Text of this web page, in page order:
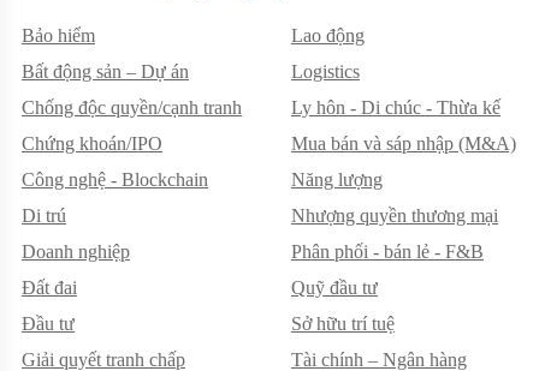
Bảo hiểm
Bất động sản – Dự án
Chống độc quyền/cạnh tranh
Chứng khoán/IPO
Công nghệ - Blockchain
Di trú
Doanh nghiệp
Đất đai
Đầu tư
Giải quyết tranh chấp
Lao động
Logistics
Ly hôn - Di chúc - Thừa kế
Mua bán và sáp nhập (M&A)
Năng lượng
Nhượng quyền thương mại
Phân phối - bán lẻ - F&B
Quỹ đầu tư
Sở hữu trí tuệ
Tài chính – Ngân hàng